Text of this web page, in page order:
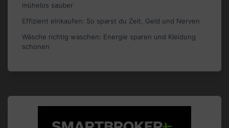
mühelos sauber
Effizient einkaufen: So sparst du Zeit, Geld und Nerven
Wäsche richtig waschen: Energie sparen und Kleidung
schonen